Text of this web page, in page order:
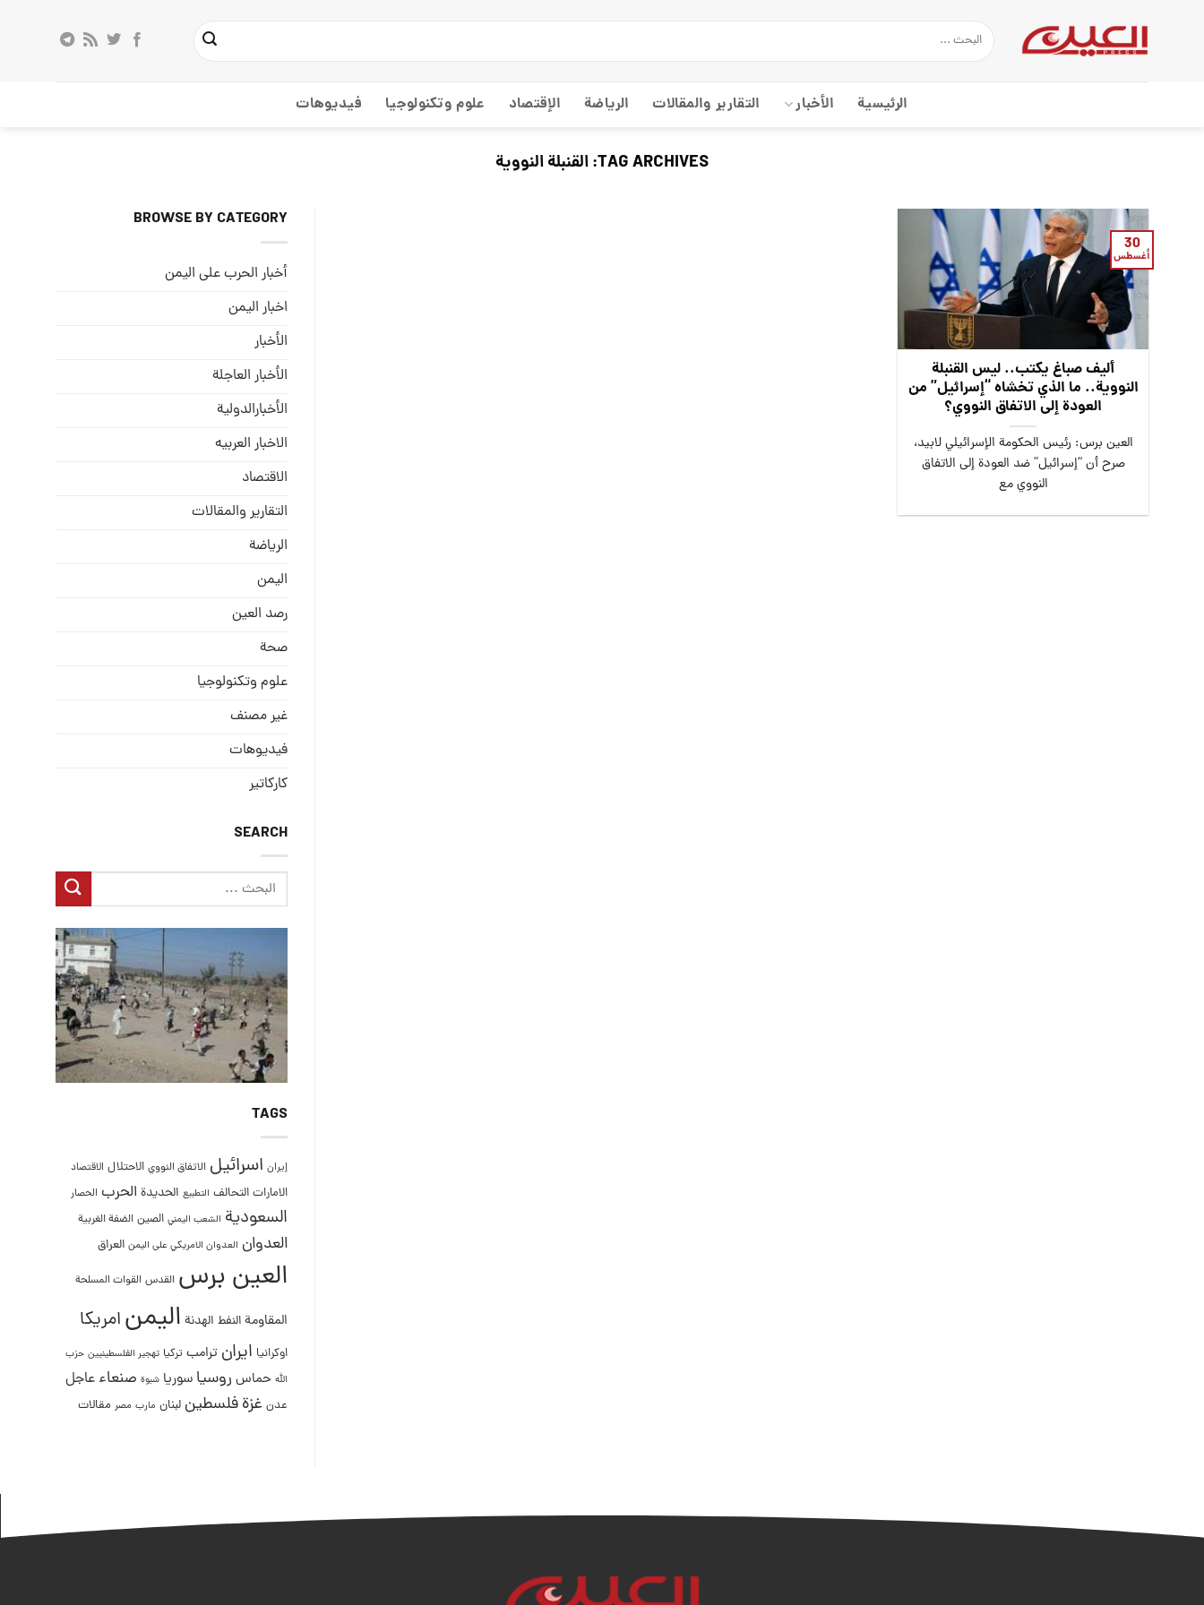
الرئيسية الأخبار التقارير والمقالات الریاضة الإقتصاد علوم وتكنولوجيا فيديوهات
TAG ARCHIVES: القنبلة النووية
أليف صباغ يكتب.. ليس القنبلة
النووية.. ما الذي تخشاه “إسرائيل” من
العودة إلى الاتفاق النووي؟
العين برس: رئيس الحكومة الإسرائيلي لابيد،
صرح أن “إسرائيل” ضد العودة إلى الاتفاق
النووي مع
30
أغسطس
BROWSE BY CATEGORY
أخبار الحرب على اليمن
اخبار اليمن
الأخبار
الأخبار العاجلة
الأخبارالدولية
الاخبار العربيه
الاقتصاد
التقارير والمقالات
الریاضة
الیمن
رصد العین
صحة
علوم وتكنولوجيا
غير مصنف
فيديوهات
كاركاتير
SEARCH
TAGS
إيران اسرائيل الاتفاق النووي الاحتلال الاقتصاد
الامارات التحالف التطبيع الحديدة الحرب الحصار
السعودية الشعب اليمني الصين الضفة الغربية
العدوان العدوان الامريكي على اليمن العراق
العين برس القدس القوات المسلحة
المقاومةالنفط الهدنة اليمنامريكا
اوكرانيا ايران ترامب تركيا تهجير الفلسطينيين حزب
الله حماس روسيا سوريا شبوة صنعاء عاجل
عدن غزةفلسطين لبنان مارب مصر مقالات